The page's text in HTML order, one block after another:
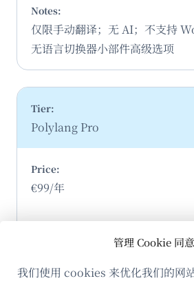
管理 Cookie 同意
我们使用 cookies 来优化我们的网
仅限手动翻译；无 AI；不支持
无语言切换器小部件高级选项
Polylang Pro
€99/年